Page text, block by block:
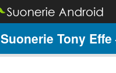
Suonerie Tony Effe